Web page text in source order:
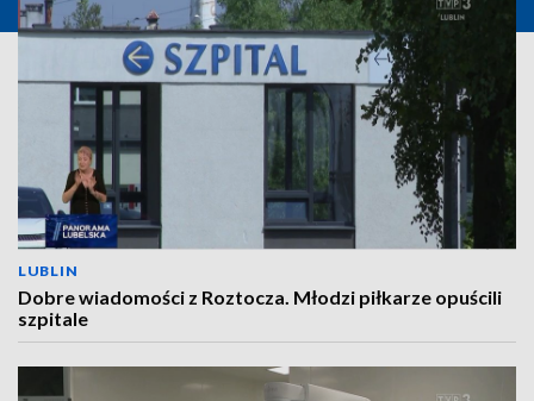
LUBLIN
Dobre wiadomości z Roztocza. Młodzi piłkarze opuścili
szpitale